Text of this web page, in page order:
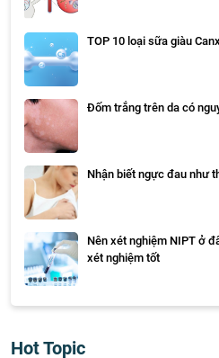
TOP 10 loại sữa giàu
Đốm trắng trên da có
Nhận biết ngực đau như
Nên xét nghiệm NIPT ở
xét nghiệm tốt
Hot Topic